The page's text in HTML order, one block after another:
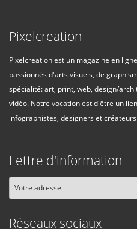
Pixelcreation
Pixelcreation est un magazine en
passionnés d'arts visuels, de
spécialité: art, print, web, design/
vidéo. Notre vocation est d'être un
infographistes, designers et
Lettre d'information
Réseaux sociaux